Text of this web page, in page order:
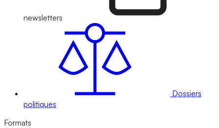
newsletters
Dossiers
politiques
Formats